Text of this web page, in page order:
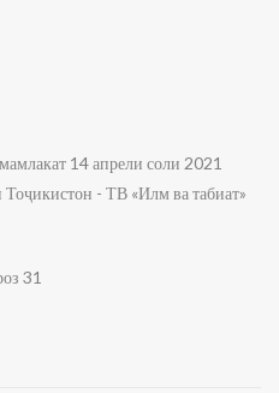
14 апрели соли 2021
- ТВ «Илм ва табиат»
31